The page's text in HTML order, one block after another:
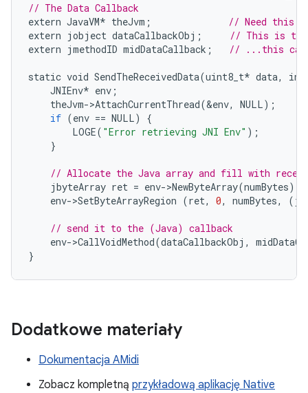
// The Data Callback
extern JavaVM* theJvm ;
// Need this
extern jobject dataCallbackObj ;
// This is the
extern jmethodID midDataCallback ; // ...this
static void SendTheReceivedData(uint8_t* data,
int
JNIEnv* env ;
theJvm->AttachCurrentThread(&env, NULL);
if (env == NULL)
{
LOGE( "Error retrieving JNI Env" );
}
// Allocate the Java array and fill with
jbyteArray ret = env->NewByteArray(numBytes);
env->SetByteArrayRegion (ret, 0, numBytes, (
// send it to the (Java) callback
env->CallVoidMethod(dataCallbackObj ,
}
Dodatkowe materiały
Dokumentacja AMidi
Zobacz kompletną przykładową aplikację Native